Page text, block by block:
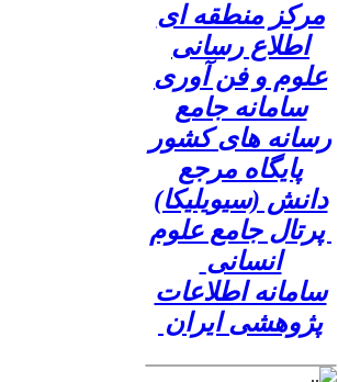
مرکز منطقه ای
اطلاع رسانی
علوم و فن آوری
سامانه جامع
رسانه های کشور
پایگاه مرجع
دانش (سیویلیکا)
پرتال جامع علوم
انسانی
سامانه اطلاعات
پژوهشی ایران